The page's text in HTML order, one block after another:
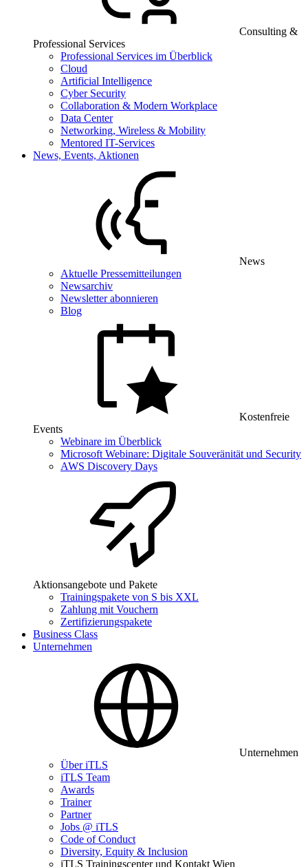
Consulting &
Professional Services
Professional Services im Überblick
Cloud
Artificial Intelligence
Cyber Security
Collaboration & Modern Workplace
Data Center
Networking, Wireless & Mobility
Mentored IT-Services
News, Events, Aktionen
News
Aktuelle Pressemitteilungen
Newsarchiv
Newsletter abonnieren
Blog
Kostenfreie
Events
Webinare im Überblick
Microsoft Webinare: Digitale Souveränität und Security
AWS Discovery Days
Aktionsangebote und Pakete
Trainingspakete von S bis XXL
Zahlung mit Vouchern
Zertifizierungspakete
Business Class
Unternehmen
Unternehmen
Über iTLS
iTLS Team
Awards
Trainer
Partner
Jobs @ iTLS
Code of Conduct
Diversity, Equity & Inclusion
iTLS Trainingscenter und Kontakt Wien